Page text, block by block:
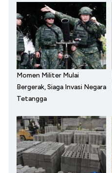
Momen Militer Mulai
Bergerak, Siaga Invasi Negara
Tetangga